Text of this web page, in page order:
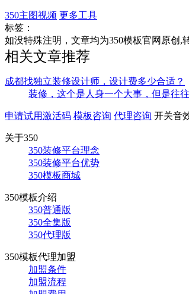
350主图视频 更多工具
标签：
如没特殊注明，文章均为350模板官网原创,
相关文章推荐
成都找独立装修设计师，设计费多少合适？
装修，这个是人身一个大事，但是往
申请试用激活码 模板咨询 代理咨询 开关音
关于350
350装修平台理念
350装修平台优势
350模板商城
350模板介绍
350普通版
350全集版
350代理版
350模板代理加盟
加盟条件
加盟流程